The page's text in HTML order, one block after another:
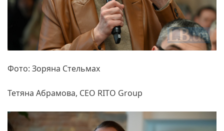
Фото: Зоряна Стельмах
Тетяна Абрамова, СЕО RITO Group